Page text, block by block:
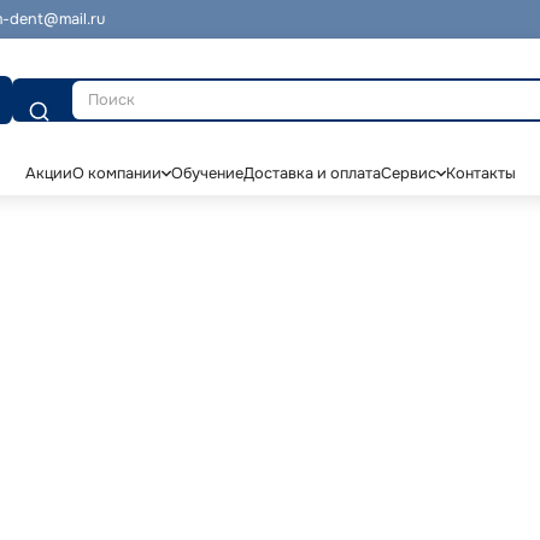
dent@mail.ru
Поиск
АкцииО компании ОбучениеДоставка и оплатаСервис Контакты